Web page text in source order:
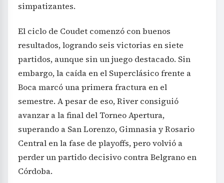
simpatizantes.
El ciclo de Coudet comenzó con buenos
resultados, logrando seis victorias en siete
partidos, aunque sin un juego destacado. Sin
embargo, la caída en el Superclásico frente a
Boca marcó una primera fractura en el
semestre. A pesar de eso, River consiguió
avanzar a la final del Torneo Apertura,
superando a San Lorenzo, Gimnasia y Rosario
Central en la fase de playoffs, pero volvió a
perder un partido decisivo contra Belgrano en
Córdoba.